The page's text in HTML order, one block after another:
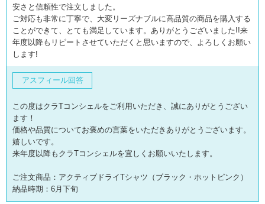
安さと信頼性で注文しました。
ご対応も非常に丁寧で、大変リーズナブルに高品質の商品を購入する
ことができて、とても満足しています。ありがとうございました!!来
年度以降もリピートさせていただくと思いますので、よろしくお願い
します!
アスフィール回答
この度はクラTコンシェルをご利用いただき、誠にありがとうござい
ます！
価格や品質についてお褒めの言葉をいただきありがとうございます。
嬉しいです。
来年度以降もクラTコンシェルを宜しくお願いいたします。
ご注文商品：アクティブドライTシャツ（ブラック・ホットピンク）
納品時期：6月下旬